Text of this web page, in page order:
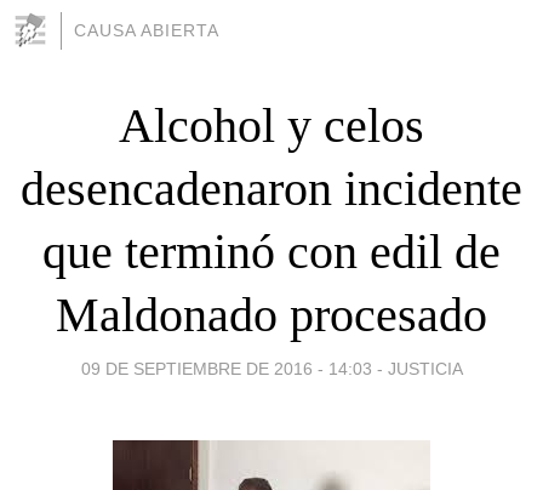
CAUSA ABIERTA
Alcohol y celos
desencadenaron incidente
que terminó con edil de
Maldonado procesado
09 DE SEPTIEMBRE DE 2016 - 14:03 - JUSTICIA